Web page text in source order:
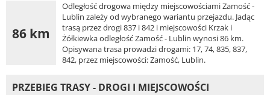
86 km
Odległość drogowa między miejscowościami Zamość -
Lublin zależy od wybranego wariantu przejazdu. Jadąc
trasą przez drogi 837 i 842 i miejscowości Krzak i
Żółkiewka odległość Zamość - Lublin wynosi 86 km.
Opisywana trasa prowadzi drogami: 17, 74, 835, 837,
842, przez miejscowości: Zamość, Lublin.
PRZEBIEG TRASY - DROGI I MIEJSCOWOŚCI